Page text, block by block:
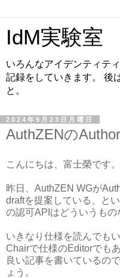
IdM実験室
いろんなアイデンティテ
記録をしていきます。 後
と。
2024年9月23日月曜日
AuthZENの
こんにちは、富士榮です。
昨日、AuthZEN WGが
draftを提案している、と
の認可APIはどういうもの
いきなり仕様を読んでも
Chairで仕様のEditorでも
良い記事を書いているの
ょう。